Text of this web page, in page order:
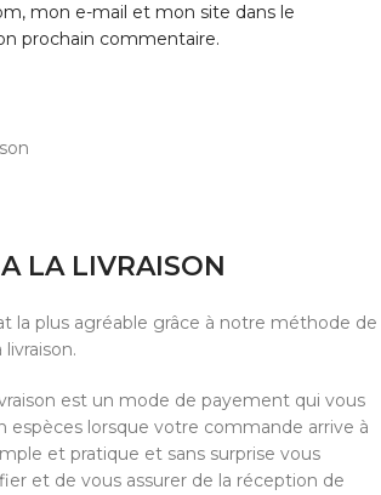
mon e-mail et mon site dans le
prochain commentaire.
LA LIVRAISON
la plus agréable grâce à notre méthode de
est un mode de payement qui vous
espèces lorsque votre commande arrive à
et pratique et sans surprise vous
et de vous assurer de la réception de